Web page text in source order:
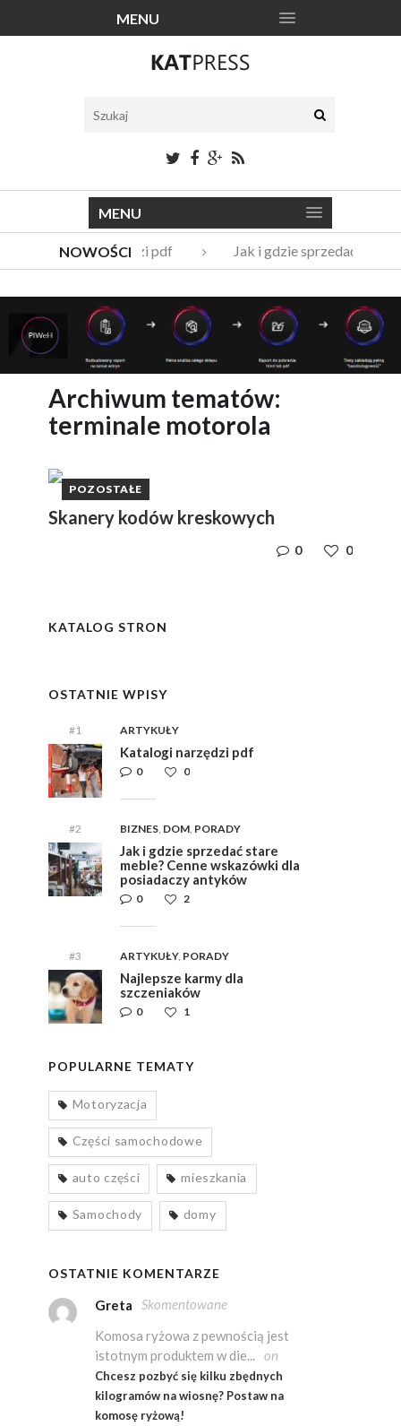
MENU
MENU
NOWOŚCI
Katalogi narzędzi pdf
Jak i gdzie sprzedać stare
Vito Bambino – kim jest nowy członek Męskie Granie
Archiwum tematów:
terminale motorola
POZOSTAŁE
Skanery kodów kreskowych
0
0
KATALOG STRON
OSTATNIE WPISY
#1 ARTYKUŁY
Katalogi narzędzi pdf
0
0
#2 BIZNES, DOM, PORADY
Jak i gdzie sprzedać stare
meble? Cenne wskazówki dla
posiadaczy antyków
2
0
#3 ARTYKUŁY, PORADY
Najlepsze karmy dla
szczeniaków
1
0
POPULARNE TEMATY
Motoryzacja
Części samochodowe
auto części mieszkania
Samochody domy
OSTATNIE KOMENTARZE
Greta
Skomentowane
Komosa ryżowa z pewnością jest
istotnym produktem w die... on
Chcesz pozbyć się kilku zbędnych
kilogramów na wiosnę? Postaw na
komosę ryżową!